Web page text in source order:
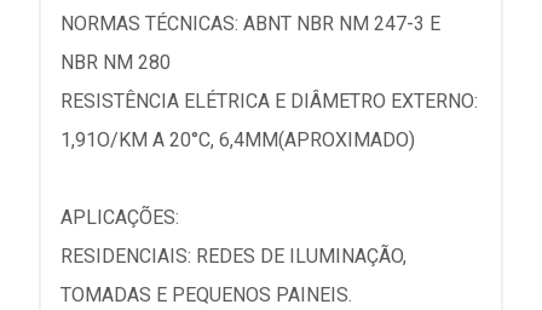
NORMAS TÉCNICAS: ABNT NBR NM 247-3 E
NBR NM 280
RESISTÊNCIA ELÉTRICA E DIÂMETRO EXTERNO:
1,91O/KM A 20°C, 6,4MM(APROXIMADO)
APLICAÇÕES:
RESIDENCIAIS: REDES DE ILUMINAÇÃO,
TOMADAS E PEQUENOS PAINEIS.